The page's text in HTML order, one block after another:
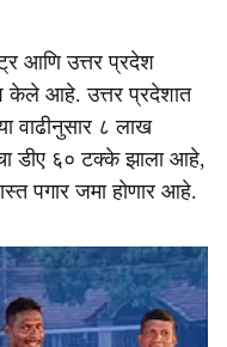
आणि उत्तर प्रदेश
केले आहे. उत्तर प्रदेशात
वाढीनुसार ८ लाख
डीए ६० टक्के झाला आहे,
पगार जमा होणार आहे.